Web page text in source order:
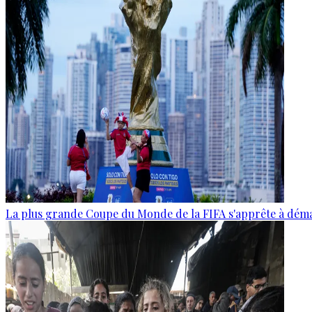
La plus grande Coupe du Monde de la FIFA s'apprête à